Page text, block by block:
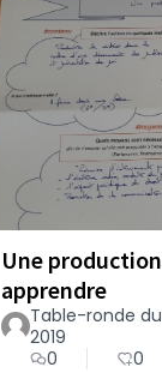
Une
apprendre
Table-ronde du
2019
0
0